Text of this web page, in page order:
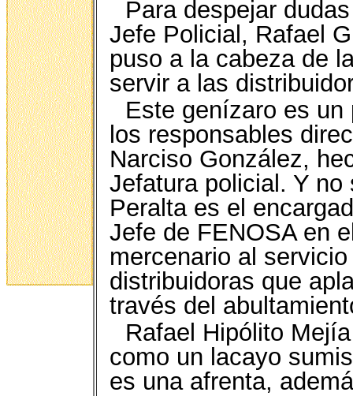
Para despejar
Jefe Policial, Rafael
puso a la cabeza de
servir a las
Este genízaro es
los responsables
Narciso González,
Jefatura policial. Y
Peralta es el
Jefe de FENOSA en
mercenario al
distribuidoras que
través del
Rafael Hipólito
como un lacayo
es una afrenta,